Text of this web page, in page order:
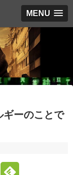
MENU
ギーのことで